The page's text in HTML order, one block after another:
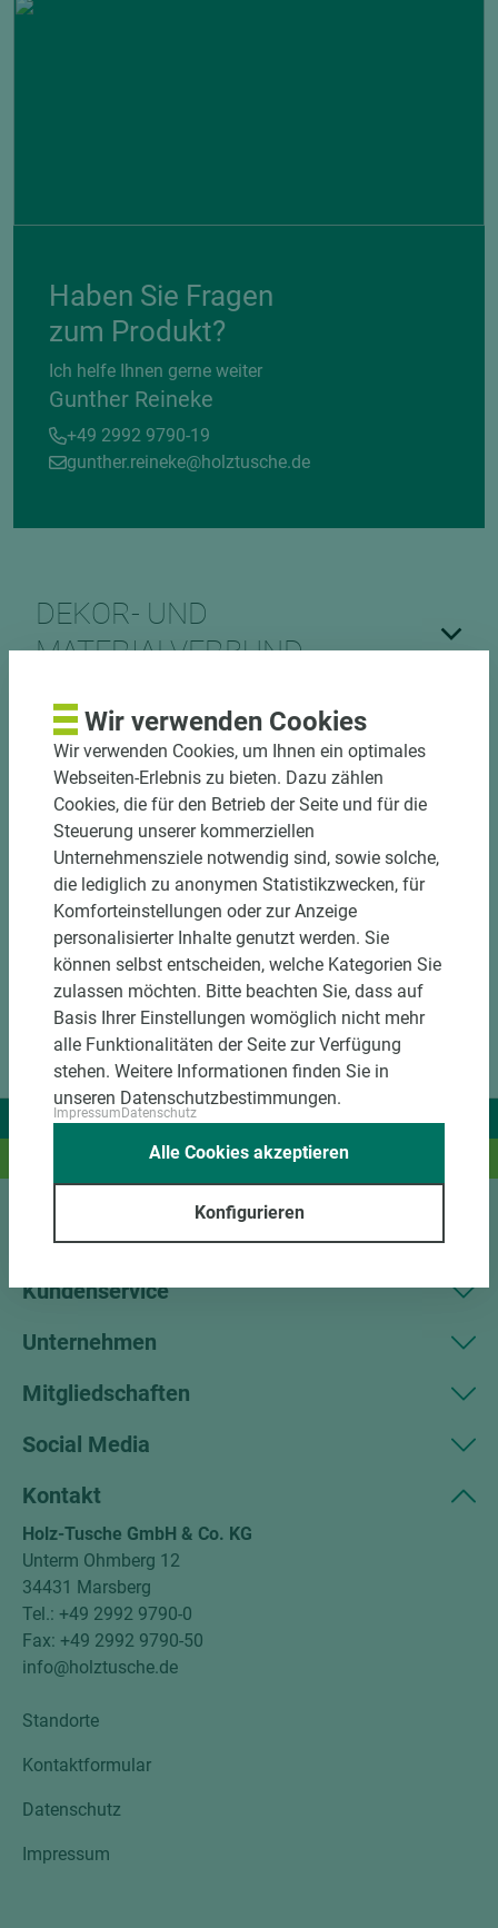
Haben Sie Fragen
zum Produkt?
Ich helfe Ihnen gerne weiter
Gunther Reineke
+49 2992 9790-19
gunther.reineke@holztusche.de
DEKOR- UND
MATERIALVERBUND
DOWNLOADS
Wir liefern Ideen.
Und das passende Holz dazu.
Sortiment
Kundenservice
Unternehmen
Mitgliedschaften
Social Media
Kontakt
Holz-Tusche GmbH & Co. KG
Unterm Ohmberg 12
34431 Marsberg
Tel.: +49 2992 9790-0
Fax: +49 2992 9790-50
info@holztusche.de
Standorte
Kontaktformular
Datenschutz
Impressum
Wir verwenden Cookies
Wir verwenden Cookies, um Ihnen ein optimales
Webseiten-Erlebnis zu bieten. Dazu zählen
Cookies, die für den Betrieb der Seite und für die
Steuerung unserer kommerziellen
Unternehmensziele notwendig sind, sowie solche,
die lediglich zu anonymen Statistikzwecken, für
Komforteinstellungen oder zur Anzeige
personalisierter Inhalte genutzt werden. Sie
können selbst entscheiden, welche Kategorien Sie
zulassen möchten. Bitte beachten Sie, dass auf
Basis Ihrer Einstellungen womöglich nicht mehr
alle Funktionalitäten der Seite zur Verfügung
stehen. Weitere Informationen finden Sie in
unseren Datenschutzbestimmungen.
ImpressumDatenschutz
Konfigurieren
Alle Cookies akzeptieren